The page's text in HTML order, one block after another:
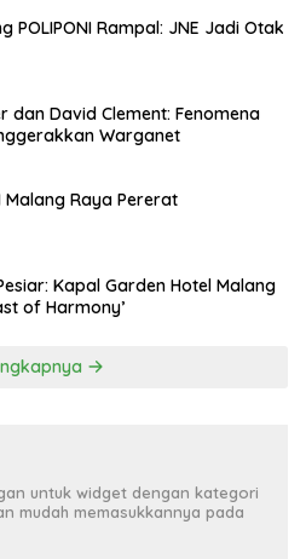
POLIPONI Rampal: JNE Jadi Otak
dan David Clement: Fenomena
Warganet
Malang Raya Pererat
Kapal Garden Hotel Malang
of Harmony’
untuk widget dengan kategori
mudah memasukkannya pada